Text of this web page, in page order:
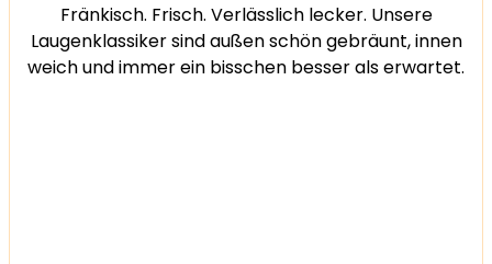
Fränkisch. Frisch. Verlässlich lecker. Unsere
Laugenklassiker sind außen schön gebräunt, innen
weich und immer ein bisschen besser als erwartet.